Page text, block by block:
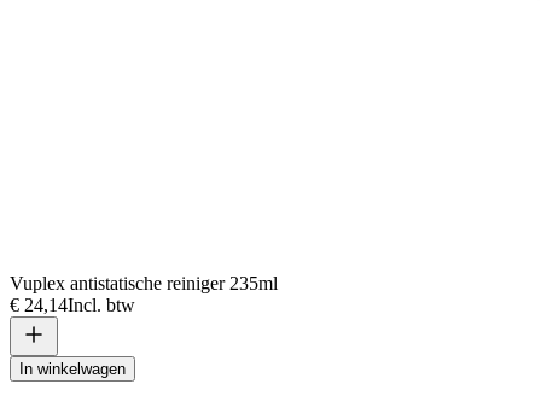
Vuplex antistatische reiniger 235ml
€ 24,14Incl. btw
In winkelwagen